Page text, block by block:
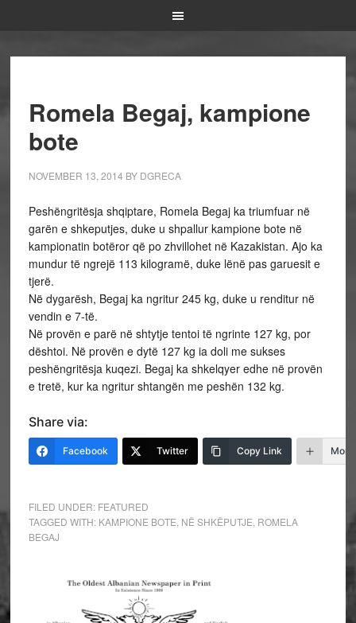
Romela Begaj, kampione
bote
NOVEMBER 13, 2014 BY DGRECA
Peshëngritësja shqiptare, Romela Begaj ka triumfuar në
garën e shkeputjes, duke u shpallur kampione bote në
kampionatin botëror që po zhvillohet në Kazakistan. Ajo ka
mundur të ngrejë 113 kilogramë, duke lënë pas garuesit e
tjerë.
Në dygarësh, Begaj ka ngritur 245 kg, duke u renditur në
vendin e 7-të.
Në provën e parë në shtytje tentoi të ngrinte 127 kg, por
dështoi. Në provën e dytë 127 kg ia doli me sukses
peshëngritësja kuqezi. Begaj ka shkelqyer edhe në provën
e tretë, kur ka ngritur shtangën me peshën 132 kg.
Share via:
Facebook Twitter Copy Link More
FILED UNDER: FEATURED
TAGGED WITH: KAMPIONE BOTE NË SHKËPUTJE ROMELA
BEGAJ